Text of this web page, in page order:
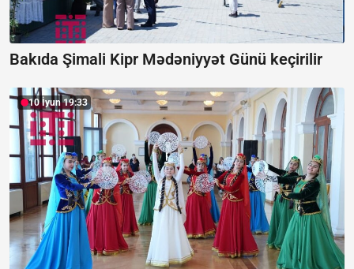
Bakıda Şimali Kipr Mədəniyyət Günü keçirilir
10 İyun 19:33